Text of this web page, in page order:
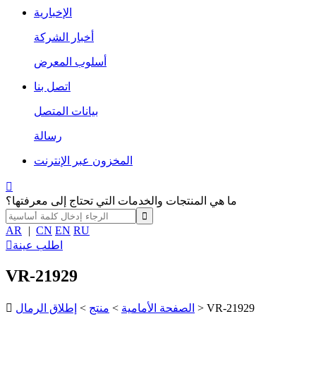
الإخبارية
أخبار الشركة
أسلوب المعرض
اتصل بنا
بيانات المتصل
رسالة
المخزون عبر الإنترنت

ما هي المنتجات والخدمات التي تحتاج إلى معرفتها؟
AR | CN EN RU
اطلب عينة
VR-21929
 الصفحة الأمامية > منتج > إطلاق الرمال > VR-21929